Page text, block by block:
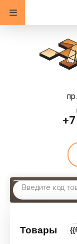
Товары